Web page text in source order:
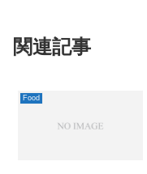
関連記事
Food